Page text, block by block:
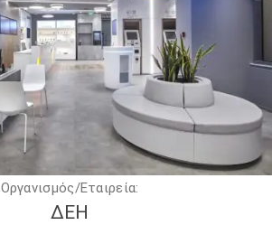
Οργανισμός/Εταιρεία:
ΔΕΗ